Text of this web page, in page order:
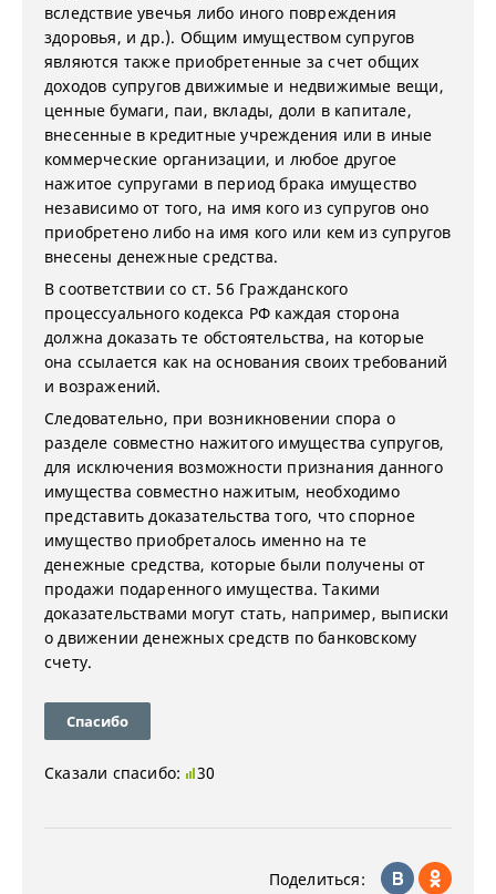
вследствие увечья либо иного повреждения
здоровья, и др.). Общим имуществом супругов
являются также приобретенные за счет общих
доходов супругов движимые и недвижимые вещи,
ценные бумаги, паи, вклады, доли в капитале,
внесенные в кредитные учреждения или в иные
коммерческие организации, и любое другое
нажитое супругами в период брака имущество
независимо от того, на имя кого из супругов оно
приобретено либо на имя кого или кем из супругов
внесены денежные средства.
В соответствии со ст. 56 Гражданского
процессуального кодекса РФ каждая сторона
должна доказать те обстоятельства, на которые
она ссылается как на основания своих требований
и возражений.
Следовательно, при возникновении спора о
разделе совместно нажитого имущества супругов,
для исключения возможности признания данного
имущества совместно нажитым, необходимо
представить доказательства того, что спорное
имущество приобреталось именно на те
денежные средства, которые были получены от
продажи подаренного имущества. Такими
доказательствами могут стать, например, выписки
о движении денежных средств по банковскому
счету.
Спасибо
Сказали спасибо: 30
Поделиться: